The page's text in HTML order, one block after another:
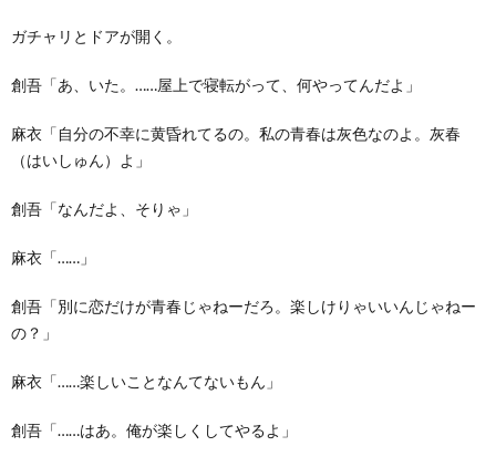
ガチャリとドアが開く。
創吾「あ、いた。……屋上で寝転がって、何やってんだよ」
麻衣「自分の不幸に黄昏れてるの。私の青春は灰色なのよ。灰春
（はいしゅん）よ」
創吾「なんだよ、そりゃ」
麻衣「……」
創吾「別に恋だけが青春じゃねーだろ。楽しけりゃいいんじゃねー
の？」
麻衣「……楽しいことなんてないもん」
創吾「……はあ。俺が楽しくしてやるよ」